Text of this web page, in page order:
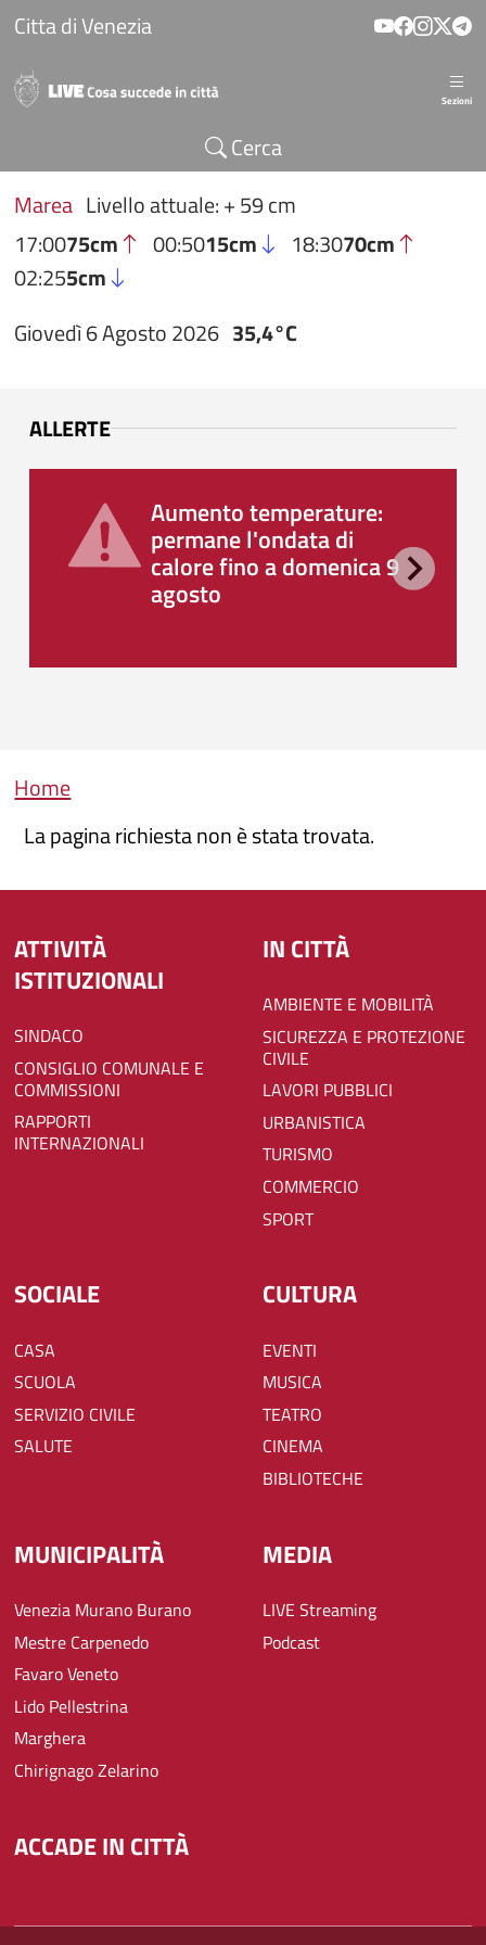
Salta al contenuto principale
Citta di Venezia
Sezioni
Cerca
Marea Livello attuale: + 59 cm
17:0075cm 00:5015cm 18:3070cm
02:255cm
Giovedì 6 Agosto 2026 35,4°C
ALLERTE
Aumento temperature:
permane l'ondata di
calore fino a domenica 9
agosto
Briciole di pane
Home
La pagina richiesta non è stata trovata.
ATTIVITÀ
ISTITUZIONALI
SINDACO
CONSIGLIO COMUNALE E
COMMISSIONI
RAPPORTI
INTERNAZIONALI
IN CITTÀ
AMBIENTE E MOBILITÀ
SICUREZZA E PROTEZIONE
CIVILE
LAVORI PUBBLICI
URBANISTICA
TURISMO
COMMERCIO
SPORT
SOCIALE
CASA
SCUOLA
SERVIZIO CIVILE
SALUTE
CULTURA
EVENTI
MUSICA
TEATRO
CINEMA
BIBLIOTECHE
MUNICIPALITÀ
Venezia Murano Burano
Mestre Carpenedo
Favaro Veneto
Lido Pellestrina
Marghera
Chirignago Zelarino
MEDIA
LIVE Streaming
Podcast
ACCADE IN CITTÀ